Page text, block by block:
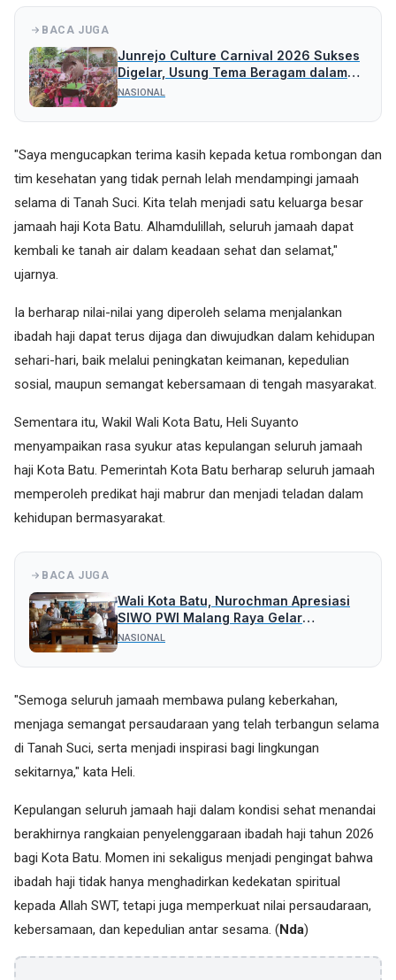
BACA JUGA
Junrejo Culture Carnival 2026 Sukses
Digelar, Usung Tema Beragam dalam
Budaya, Bersatu Membangun Desa
NASIONAL
"Saya mengucapkan terima kasih kepada ketua rombongan dan
tim kesehatan yang tidak pernah lelah mendampingi jamaah
selama di Tanah Suci. Kita telah menjadi satu keluarga besar
jamaah haji Kota Batu. Alhamdulillah, seluruh jamaah dapat
kembali ke tanah air dalam keadaan sehat dan selamat,"
ujarnya.
Ia berharap nilai-nilai yang diperoleh selama menjalankan
ibadah haji dapat terus dijaga dan diwujudkan dalam kehidupan
sehari-hari, baik melalui peningkatan keimanan, kepedulian
sosial, maupun semangat kebersamaan di tengah masyarakat.
Sementara itu, Wakil Wali Kota Batu, Heli Suyanto
menyampaikan rasa syukur atas kepulangan seluruh jamaah
haji Kota Batu. Pemerintah Kota Batu berharap seluruh jamaah
memperoleh predikat haji mabrur dan menjadi teladan dalam
kehidupan bermasyarakat.
BACA JUGA
Wali Kota Batu, Nurochman Apresiasi
SIWO PWI Malang Raya Gelar
Turnamen Catur Bahagia
NASIONAL
"Semoga seluruh jamaah membawa pulang keberkahan,
menjaga semangat persaudaraan yang telah terbangun selama
di Tanah Suci, serta menjadi inspirasi bagi lingkungan
sekitarnya," kata Heli.
Kepulangan seluruh jamaah haji dalam kondisi sehat menandai
berakhirnya rangkaian penyelenggaraan ibadah haji tahun 2026
bagi Kota Batu. Momen ini sekaligus menjadi pengingat bahwa
ibadah haji tidak hanya menghadirkan kedekatan spiritual
kepada Allah SWT, tetapi juga memperkuat nilai persaudaraan,
kebersamaan, dan kepedulian antar sesama. (Nda)